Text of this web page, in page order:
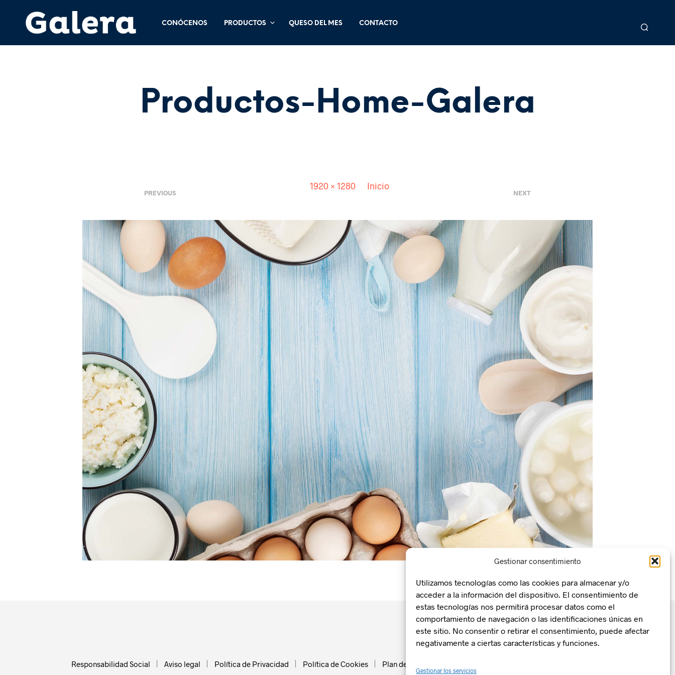
Gestionar consentimiento
Utilizamos tecnologías como las cookies para almacenar y/o
acceder a la información del dispositivo. El consentimiento de
estas tecnologías nos permitirá procesar datos como el
comportamiento de navegación o las identificaciones únicas en
este sitio. No consentir o retirar el consentimiento, puede afectar
negativamente a ciertas características y funciones.
Gestionar los servicios
CONÓCENOS PRODUCTOS QUESO DEL MES CONTACTO
Productos-Home-Galera
. Size:1920 × 1280 Inicio
PREVIOUS NEXT
Responsabilidad Social Aviso legal Política de Privacidad Política de Cookies Plan de Recuperación, Transformación y Resiliencia